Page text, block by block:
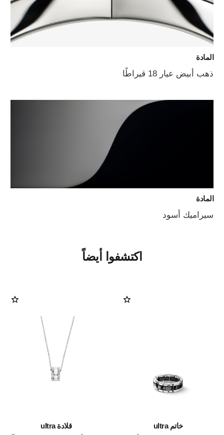
المادة
ذهب أبيض عيار 18 قيراطًا
المادة
سيراميك أسود
اكتشفوا أيضاً
خاتم ultra قلادة ultra